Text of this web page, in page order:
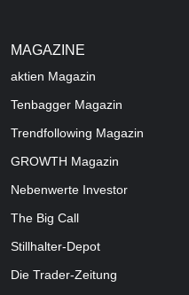
MAGAZINE
aktien Magazin
Tenbagger Magazin
Trendfollowing Magazin
GROWTH Magazin
Nebenwerte Investor
The Big Call
Stillhalter-Depot
Die Trader-Zeitung